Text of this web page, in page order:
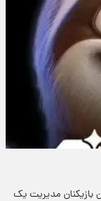
بازیکنان مدیریت یک